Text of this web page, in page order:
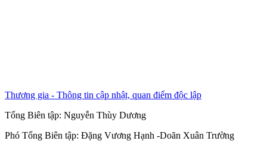
Thương gia - Thông tin cập nhật, quan điểm độc lập
Tổng Biên tập: Nguyễn Thùy Dương
Phó Tổng Biên tập: Đặng Vương Hạnh -Doãn Xuân Trường